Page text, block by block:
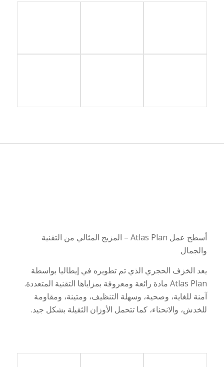
أسطح عمل Atlas Plan –
المزيج المثالي من التقنية
والجمال
يعد الخزف الحجري الذي تم تطويره في إيطاليا بواسطة
Atlas Planمادة رائعة ومعروفة بمزاياها التقنية المتعددة.
آمنة للغاية، وصحية، وسهلة التنظيف، ومتينة، ومقاومة
للخدش، والانحناء، كما تتحمل الأوزان الثقيلة بشكل جيد.